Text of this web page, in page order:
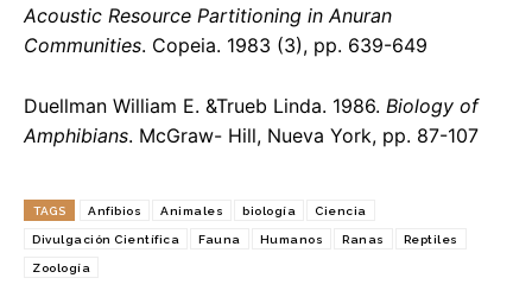
Acoustic Resource Partitioning in Anuran
Communities. Copeia. 1983 (3), pp. 639-649
Duellman William E. &Trueb Linda. 1986. Biology of
Amphibians. McGraw- Hill, Nueva York, pp. 87-107
TAGS Anfibios Animales biología Ciencia
Divulgación Científica Fauna Humanos Ranas Reptiles
Zoología